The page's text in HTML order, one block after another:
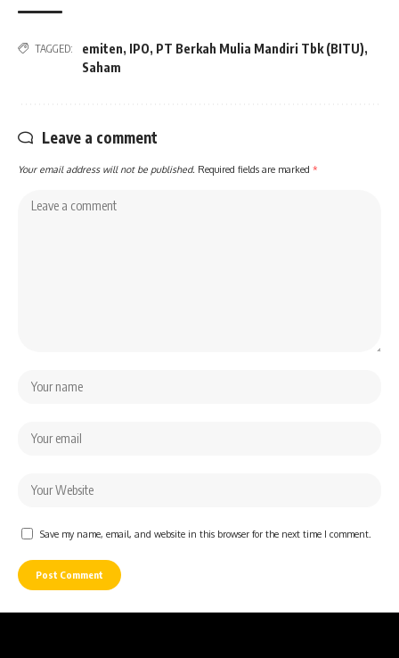
TAGGED: emiten, IPO, PT Berkah Mulia Mandiri Tbk (BITU),
Saham
Leave a comment
Your email address will not be published. Required fields are marked *
Save my name, email, and website in this browser for the next time I comment.